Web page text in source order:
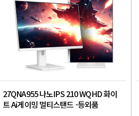
27QNA955 나노IPS 210 WQHD 화이
트 Ai게이밍 멀티스탠드 -등외품